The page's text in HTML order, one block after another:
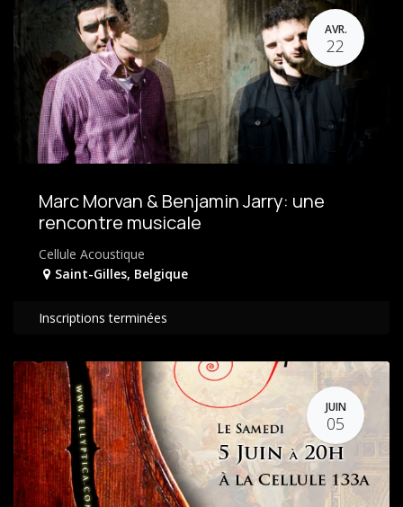
AVR.
22
Marc Morvan & Benjamin Jarry: une
rencontre musicale
Cellule Acoustique
Saint-Gilles, Belgique
Inscriptions terminées
JUIN
05